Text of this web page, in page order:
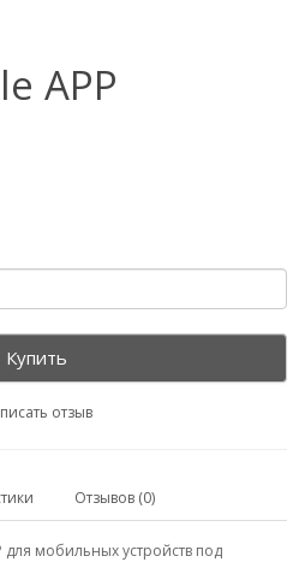
APP
Купить
отзыв
Отзывов (0)
мобильных устройств под